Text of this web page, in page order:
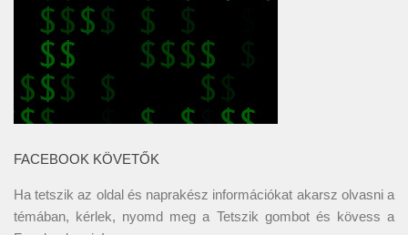
FACEBOOK KÖVETŐK
Ha tetszik az oldal és naprakész információkat akarsz olvasni a
témában, kérlek, nyomd meg a Tetszik gombot és kövess a